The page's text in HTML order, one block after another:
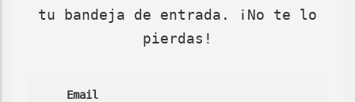
tu bandeja de entrada. ¡No te lo
pierdas!
Email